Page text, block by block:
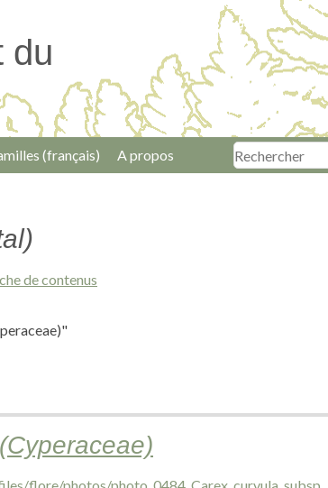
du
(français) A propos
de contenus